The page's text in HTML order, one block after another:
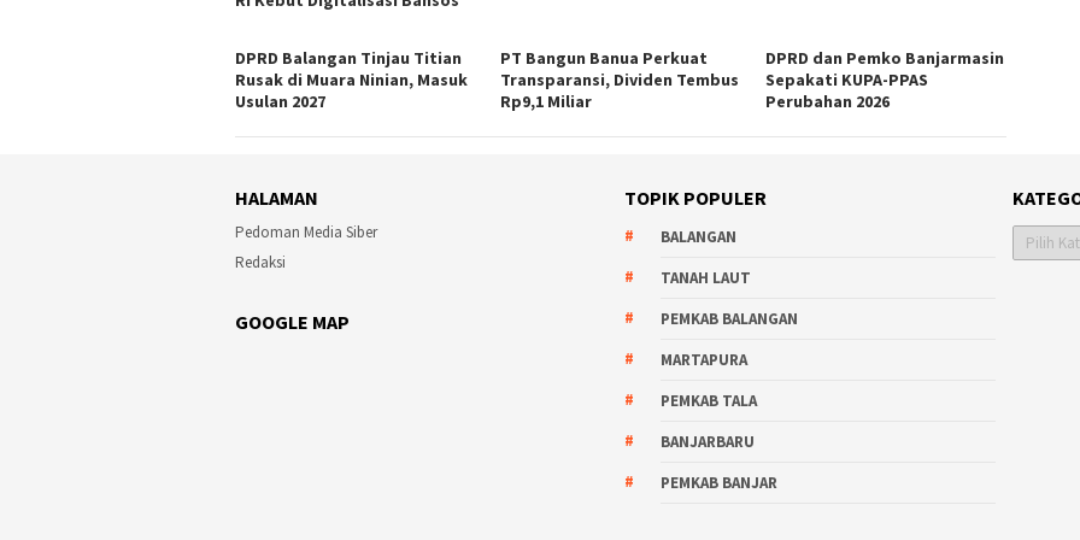
DPRD Balangan Tinjau Titian
Rusak di Muara Ninian, Masuk
Usulan 2027
PT Bangun Banua Perkuat
Transparansi, Dividen Tembus
Rp9,1 Miliar
DPRD dan Pemko Banjarmasin
Sepakati KUPA-PPAS
Perubahan 2026
HALAMAN
Pedoman Media Siber
Redaksi
GOOGLE MAP
TOPIK POPULER
BALANGAN
TANAH LAUT
PEMKAB BALANGAN
MARTAPURA
PEMKAB TALA
BANJARBARU
PEMKAB BANJAR
Kategori